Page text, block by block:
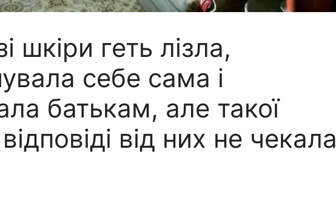
шкіри геть лізла,
себе сама і
батькам, але такої
від них не чекала